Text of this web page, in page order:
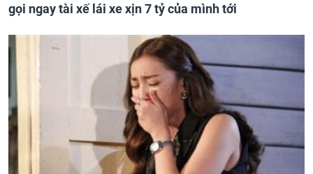
gọi ngay tài xế lái xe xịn 7 tỷ của mình tới